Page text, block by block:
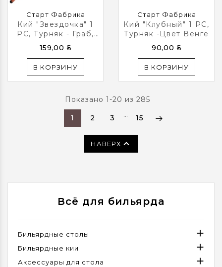
Старт Фабрика
Кий "Звездочка" 1
РС, Турняк - Граб,
Цвет Груша
159,00 BYN
В КОРЗИНУ
Старт Фабрика
Кий "Клубный" 1 РС,
Турняк -цвет Венге
90,00 BYN
В КОРЗИНУ
Показано 1-20 из 285
1 2 3 … 15
НАВЕРХ 
Всё для бильярда
Бильярдные столы 
Бильярдные кии 
Аксессуары для стола 